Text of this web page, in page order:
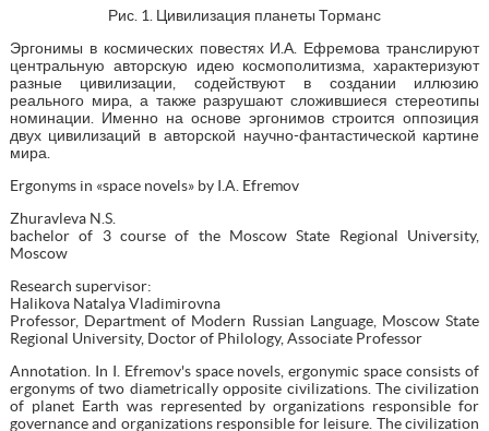
Рис. 1. Цивилизация планеты Торманс
Эргонимы в космических повестях И.А. Ефремова транслируют
центральную авторскую идею космополитизма, характеризуют
разные цивилизации, содействуют в создании иллюзию
реального мира, а также разрушают сложившиеся стереотипы
номинации. Именно на основе эргонимов строится оппозиция
двух цивилизаций в авторской научно-фантастической картине
мира.
Ergonyms in «space novels» by I.A. Efremov
Zhuravleva N.S.
bachelor of 3 course of the Moscow State Regional University,
Moscow
Research supervisor:
Halikova Natalya Vladimirovna
Professor, Department of Modern Russian Language, Moscow State
Regional University, Doctor of Philology, Associate Professor
Annotation. In I. Efremov's space novels, ergonymic space consists of
ergonyms of two diametrically opposite civilizations. The civilization
of planet Earth was represented by organizations responsible for
governance and organizations responsible for leisure. The civilization